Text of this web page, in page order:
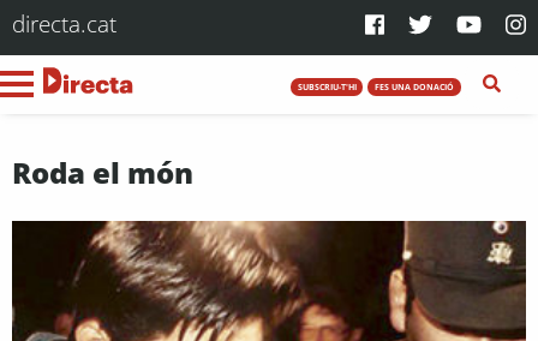
directa.cat
SUBSCRIU-T'HI FES UNA DONACIÓ
Roda el món